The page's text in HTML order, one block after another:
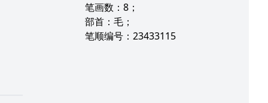
笔画数：8；
部首：毛；
笔顺编号：23433115